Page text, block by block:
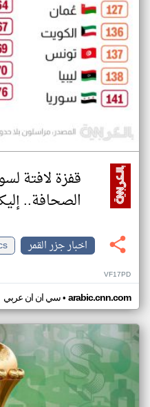
قفزة لافتة
الصحافة..
اخبار جزر القمر
VF17PD
سي ان ان عربي• arabic.cnn.com